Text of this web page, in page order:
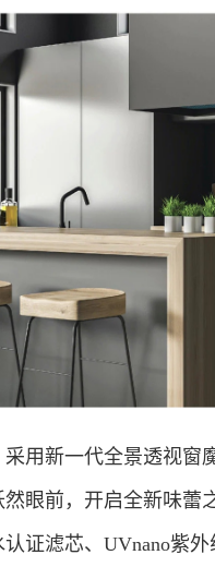
新一代全景透视窗魔
然眼前，开启全新味蕾
认证滤芯、UVnano紫